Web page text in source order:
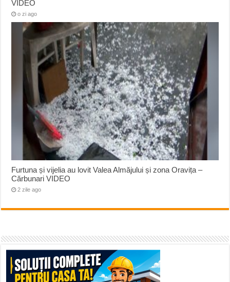
VIDEO
o zi ago
Furtuna și vijelia au lovit Valea Almăjului și zona Oravița –
Cărbunari VIDEO
2 zile ago